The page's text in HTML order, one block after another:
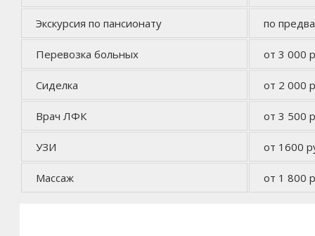
Экскурсия по пансионату по
Перевозка больных от 3 000
Сиделка от 2 000
Врач ЛФК от 3 500
УЗИ от 1600
Массаж от 1 800